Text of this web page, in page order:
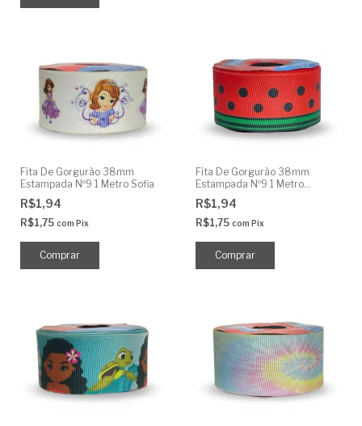
Fita De Gorgurão 38mm
Estampada Nº9 1 Metro Sofia
R$1,94
R$1,75 com Pix
Fita De Gorgurão 38mm
Estampada Nº9 1 Metro
Melancia
R$1,94
R$1,75 com Pix